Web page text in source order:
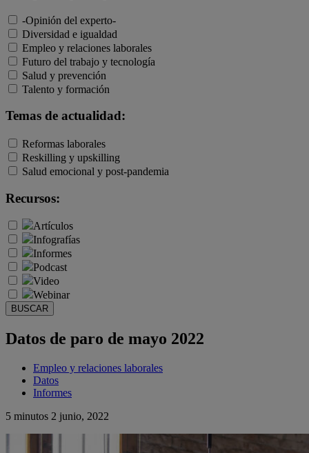
-Opinión del experto-
Diversidad e igualdad
Empleo y relaciones laborales
Futuro del trabajo y tecnología
Salud y prevención
Talento y formación
Temas de actualidad:
Reformas laborales
Reskilling y upskilling
Salud emocional y post-pandemia
Recursos:
Artículos
Infografías
Informes
Podcast
Video
Webinar
BUSCAR
Datos de paro de mayo 2022
Empleo y relaciones laborales
Datos
Informes
5 minutos 2 junio, 2022